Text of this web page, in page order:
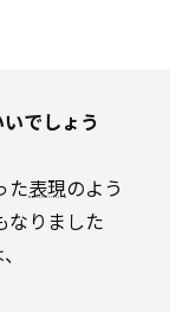
でしょう
た表現のよう
なりました